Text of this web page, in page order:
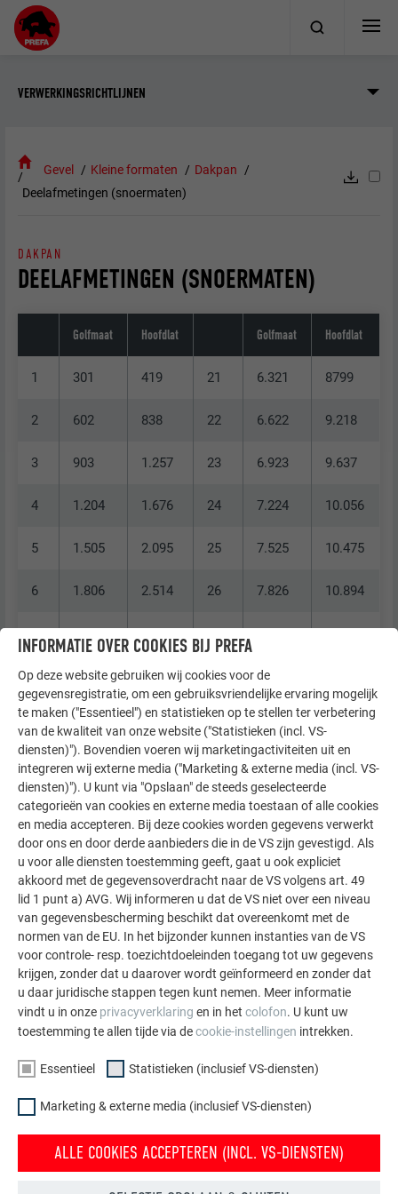
VERWERKINGSRICHTLIJNEN
Gevel Kleine formaten
Dakpan
Deelafmetingen (snoermaten)
DEELAFMETINGEN (SNOERMATEN)
DAKPAN
Golfmaat Hoofdlat Golfmaat Hoofdlat
1 301 419 21 6.321 8799
2 602 838 22 6.622 9.218
3 903 1.257 23 6.923 9.637
4 1.204 1.676 24 7.224 10.056
5 1.505 2.095 25 7.525 10.475
6 1.806 2.514 26 7.826 10.894
7 2.107 2.933 27 8.127 11.313
8 2.408 3.352 28 8.428
9 2.709 3.771 29 8.729 12.151
3.010 4.190 30 9.030 12.570
11 3.311 4.609 31 9.331 12.989
12 3.612 5.028 332 9.632 13.408
13 3.913 5.447 33 9.933 13.827
14 4.214 5.866 34 10.234 14.246
15 4.515 6.285 35 10.535 14.665
16 4.816 6.704 36 10.836 15.084
17 5.117 7.123 37 11.137
18 5.418 7.542 38 11.438
5.719 7.961 39 11.739 16.341
INFORMATIE OVER COOKIES BIJ PREFA
Op deze website gebruiken wij cookies voor de
gegevensregistratie, om een gebruiksvriendelijke ervaring mogelijk
te maken ("Essentieel") en statistieken op te stellen ter verbetering
van de kwaliteit van onze website ("Statistieken (incl. VS-
diensten)"). Bovendien voeren wij marketingactiviteiten uit en
integreren wij externe media ("Marketing & externe media (incl. VS-
diensten)"). U kunt via "Opslaan" de steeds geselecteerde
categorieën van cookies en externe media toestaan of alle cookies
en media accepteren. Bij deze cookies worden gegevens verwerkt
door ons en door derde aanbieders die in de VS zijn gevestigd. Als
u voor alle diensten toestemming geeft, gaat u ook expliciet
akkoord met de gegevensoverdracht naar de VS volgens art. 49
lid 1 punt a) AVG. Wij informeren u dat de VS niet over een niveau
van gegevensbescherming beschikt dat overeenkomt met de
normen van de EU. In het bijzonder kunnen instanties van de VS
voor controle- resp. toezichtdoeleinden toegang tot uw gegevens
krijgen, zonder dat u daarover wordt geïnformeerd en zonder dat
u daar juridische stappen tegen kunt nemen. Meer informatie
vindt u in onze privacyverklaring en in het colofon. U kunt uw
toestemming te allen tijde via decookie-instellingen intrekken.
Essentieel Statistieken (inclusief VS-diensten)
Marketing & externe media (inclusief VS-diensten)
ALLE COOKIES ACCEPTEREN (INCL. VS-DIENSTEN)